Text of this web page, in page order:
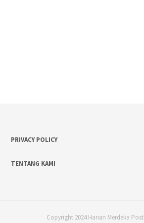
PRIVACY POLICY
TENTANG KAMI
Copyright 2024 Harian Merdeka Post